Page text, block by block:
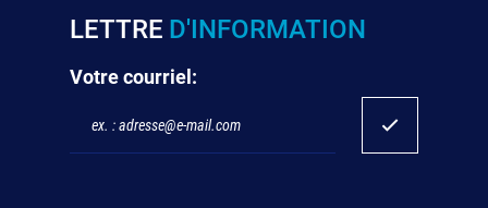
LETTRE D'INFORMATION
Votre courriel: